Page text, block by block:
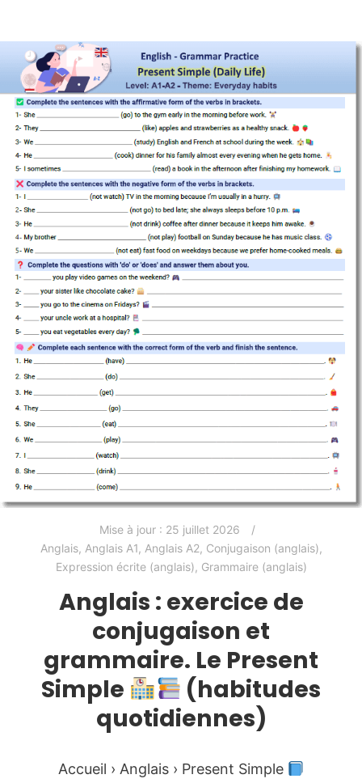
Mise à jour : 25 juillet 2026
Anglais, Anglais A1, Anglais A2, Conjugaison (anglais),
Expression écrite (anglais), Grammaire (anglais)
Anglais : exercice de
conjugaison et
grammaire. Le Present
Simple
(habitudes
quotidiennes)
Accueil › Anglais › Present Simple